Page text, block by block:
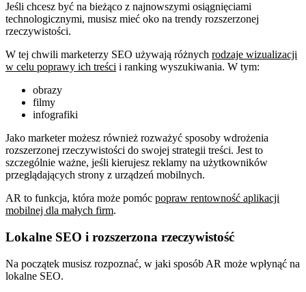
Jeśli chcesz być na bieżąco z najnowszymi osiągnięciami
technologicznymi, musisz mieć oko na trendy rozszerzonej
rzeczywistości.
W tej chwili marketerzy SEO używają różnych rodzaje wizualizacji
w celu poprawy ich treści i ranking wyszukiwania. W tym:
obrazy
filmy
infografiki
Jako marketer możesz również rozważyć sposoby wdrożenia
rozszerzonej rzeczywistości do swojej strategii treści. Jest to
szczególnie ważne, jeśli kierujesz reklamy na użytkowników
przeglądających strony z urządzeń mobilnych.
AR to funkcja, która może pomóc popraw rentowność aplikacji
mobilnej dla małych firm.
Lokalne SEO i rozszerzona rzeczywistość
Na początek musisz rozpoznać, w jaki sposób AR może wpłynąć na
lokalne SEO.